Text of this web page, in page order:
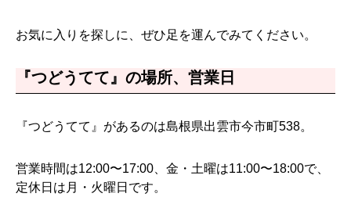
お気に入りを探しに、ぜひ足を運んでみてください。
『つどうてて』の場所、営業日
『つどうてて』があるのは島根県出雲市今市町538。
営業時間は12:00〜17:00、金・土曜は11:00〜18:00で、
定休日は月・火曜日です。